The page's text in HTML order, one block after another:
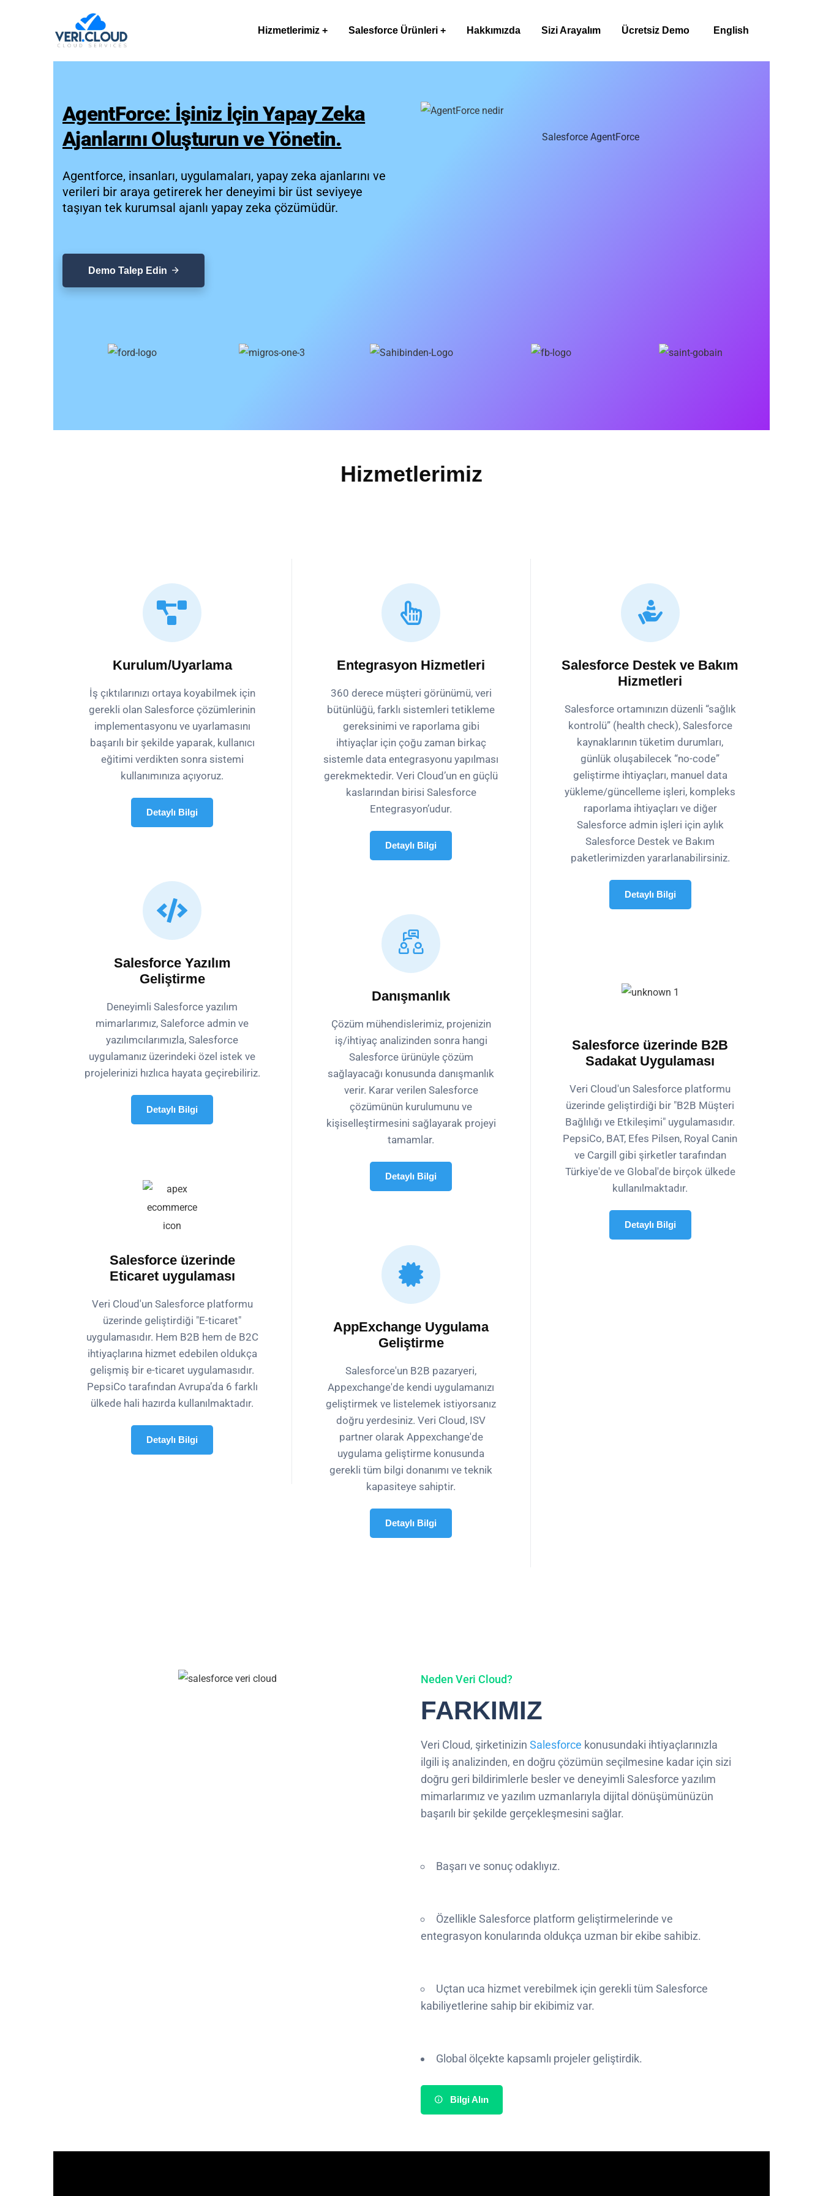
Hizmetlerimiz Salesforce Ürünleri Hakkımızda Sizi Arayalım Ücretsiz Demo English
AgentForce: İşiniz İçin Yapay Zeka
Ajanlarını Oluşturun ve Yönetin.
Agentforce, insanları, uygulamaları, yapay zeka ajanlarını ve
verileri bir araya getirerek her deneyimi bir üst seviyeye
taşıyan tek kurumsal ajanlı yapay zeka çözümüdür.
Demo Talep Edin
Salesforce AgentForce
Hizmetlerimiz
Kurulum/Uyarlama
İş çıktılarınızı ortaya koyabilmek için
gerekli olan Salesforce çözümlerinin
implementasyonu ve uyarlamasını
başarılı bir şekilde yaparak, kullanıcı
eğitimi verdikten sonra sistemi
kullanımınıza açıyoruz.
Detaylı Bilgi
Salesforce Yazılım
Geliştirme
Deneyimli Salesforce yazılım
mimarlarımız, Saleforce admin ve
yazılımcılarımızla, Salesforce
uygulamanız üzerindeki özel istek ve
projelerinizi hızlıca hayata geçirebiliriz.
Detaylı Bilgi
Salesforce üzerinde
Eticaret uygulaması
Veri Cloud'un Salesforce platformu
üzerinde geliştirdiği "E-ticaret"
uygulamasıdır. Hem B2B hem de B2C
ihtiyaçlarına hizmet edebilen oldukça
gelişmiş bir e-ticaret uygulamasıdır.
PepsiCo tarafından Avrupa’da 6 farklı
ülkede hali hazırda kullanılmaktadır.
Detaylı Bilgi
Entegrasyon Hizmetleri
360 derece müşteri görünümü, veri
bütünlüğü, farklı sistemleri tetikleme
gereksinimi ve raporlama gibi
ihtiyaçlar için çoğu zaman birkaç
sistemle data entegrasyonu yapılması
gerekmektedir. Veri Cloud’un en güçlü
kaslarından birisi Salesforce
Entegrasyon’udur.
Detaylı Bilgi
Danışmanlık
Çözüm mühendislerimiz, projenizin
iş/ihtiyaç analizinden sonra hangi
Salesforce ürünüyle çözüm
sağlayacağı konusunda danışmanlık
verir. Karar verilen Salesforce
çözümünün kurulumunu ve
kişiselleştirmesini sağlayarak projeyi
tamamlar.
Detaylı Bilgi
AppExchange Uygulama
Geliştirme
Salesforce'un B2B pazaryeri,
Appexchange'de kendi uygulamanızı
geliştirmek ve listelemek istiyorsanız
doğru yerdesiniz. Veri Cloud, ISV
partner olarak Appexchange'de
uygulama geliştirme konusunda
gerekli tüm bilgi donanımı ve teknik
kapasiteye sahiptir.
Detaylı Bilgi
Salesforce Destek ve Bakım
Hizmetleri
Salesforce ortamınızın düzenli “sağlık
kontrolü” (health check), Salesforce
kaynaklarının tüketim durumları,
günlük oluşabilecek “no-code”
geliştirme ihtiyaçları, manuel data
yükleme/güncelleme işleri, kompleks
raporlama ihtiyaçları ve diğer
Salesforce admin işleri için aylık
Salesforce Destek ve Bakım
paketlerimizden yararlanabilirsiniz.
Detaylı Bilgi
Salesforce üzerinde B2B
Sadakat Uygulaması
Veri Cloud'un Salesforce platformu
üzerinde geliştirdiği bir "B2B Müşteri
Bağlılığı ve Etkileşimi" uygulamasıdır.
PepsiCo, BAT, Efes Pilsen, Royal Canin
ve Cargill gibi şirketler tarafından
Türkiye'de ve Global'de birçok ülkede
kullanılmaktadır.
Detaylı Bilgi
Neden Veri Cloud?
FARKIMIZ
Veri Cloud, şirketinizin Salesforce konusundaki ihtiyaçlarınızla
ilgili iş analizinden, en doğru çözümün seçilmesine kadar için sizi
doğru geri bildirimlerle besler ve deneyimli Salesforce yazılım
mimarlarımız ve yazılım uzmanlarıyla dijital dönüşümünüzün
başarılı bir şekilde gerçekleşmesini sağlar.
Başarı ve sonuç odaklıyız.
Özellikle Salesforce platform geliştirmelerinde ve
entegrasyon konularında oldukça uzman bir ekibe sahibiz.
Uçtan uca hizmet verebilmek için gerekli tüm Salesforce
kabiliyetlerine sahip bir ekibimiz var.
Global ölçekte kapsamlı projeler geliştirdik.
Bilgi Alın